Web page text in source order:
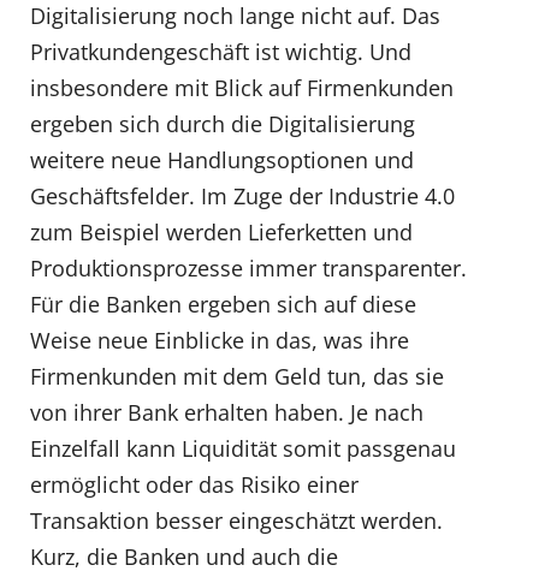
Digitalisierung noch lange nicht auf. Das
Privatkundengeschäft ist wichtig. Und
insbesondere mit Blick auf Firmenkunden
ergeben sich durch die Digitalisierung
weitere neue Handlungsoptionen und
Geschäftsfelder. Im Zuge der Industrie 4.0
zum Beispiel werden Lieferketten und
Produktionsprozesse immer transparenter.
Für die Banken ergeben sich auf diese
Weise neue Einblicke in das, was ihre
Firmenkunden mit dem Geld tun, das sie
von ihrer Bank erhalten haben. Je nach
Einzelfall kann Liquidität somit passgenau
ermöglicht oder das Risiko einer
Transaktion besser eingeschätzt werden.
Kurz, die Banken und auch die